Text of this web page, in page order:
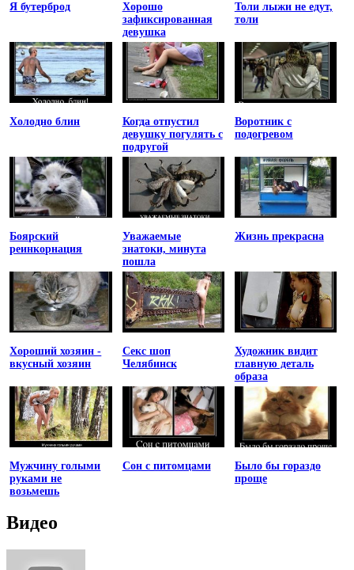
Я бутерброд
Хорошо
зафиксированная
девушка
Толи лыжи не едут,
толи
Холодно блин
Когда отпустил
девушку погулять с
подругой
Воротник с
подогревом
Боярский
реинкорнация
Уважаемые
знатоки, минута
пошла
Жизнь прекрасна
Хороший хозяин -
вкусный хозяин
Секс шоп
Челябинск
Художник видит
главную деталь
образа
Мужчину голыми
руками не
возьмешь
Сон с питомцами
Было бы гораздо
проще
Видео